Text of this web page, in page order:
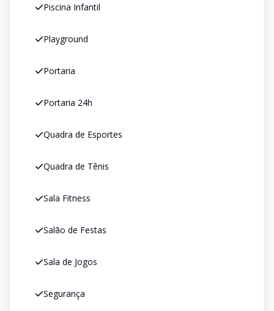
Piscina Infantil
Playground
Portaria
Portaria 24h
Quadra de Esportes
Quadra de Tênis
Sala Fitness
Salão de Festas
Sala de Jogos
Segurança